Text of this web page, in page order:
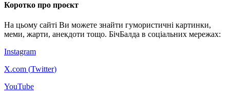
Коротко про проєкт
На цьому сайті Ви можете знайти гумористичні картинки,
меми, жарти, анекдоти тощо. БічБалда в соціальних мережах:
Instagram
X.com (Twitter)
YouTube